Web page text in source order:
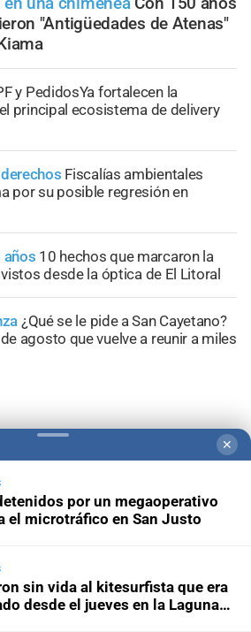
"Antigüedades de Atenas"
y PedidosYa fortalecen la
principal ecosistema de delivery
Fiscalías ambientales
por su posible regresión en
años 10 hechos que marcaron la
desde la óptica de El Litoral
¿Qué se le pide a San Cayetano?
agosto que vuelve a reunir a miles
Nosotros Clasificados CYD Litoral
✕
por un megaoperativo
el microtráfico en San Justo
sin vida al kitesurfista que era
desde el jueves en la Laguna